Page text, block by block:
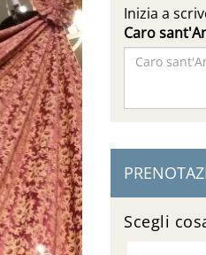
Inizia a
Caro
Scegli